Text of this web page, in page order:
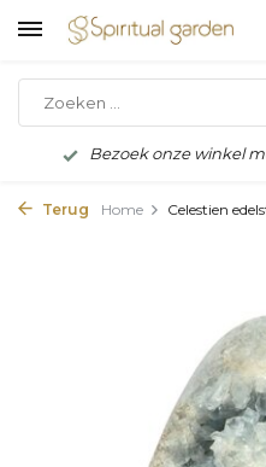
Bezoek onze winkel
Terug Home Celestien